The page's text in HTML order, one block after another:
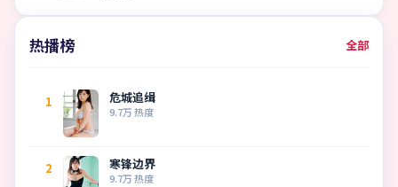
热播榜 全部
1 危城追缉
9.7万热度
2 寒锋边界
9.7万热度